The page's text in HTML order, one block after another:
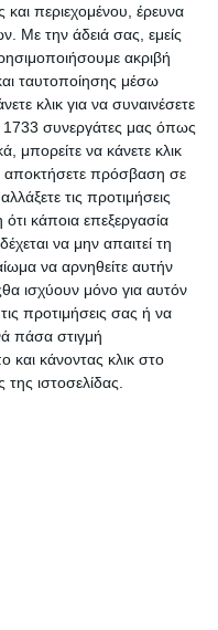
και περιεχομένου, έρευνα
Με την άδειά σας, εμείς
ακριβή
ταυτοποίησης μέσω
κλικ για να συναινέσετε
1733 συνεργάτες μας όπως
μπορείτε να κάνετε κλικ
αποκτήσετε πρόσβαση σε
τις προτιμήσεις
κάποια επεξεργασία
να μην απαιτεί τη
να αρνηθείτε αυτήν
ισχύουν μόνο για αυτόν
προτιμήσεις σας ή να
πάσα στιγμή
και κάνοντας κλικ στο
ιστοσελίδας.
Γλώσσα Β΄Δημοτικού
Διαθέσιμο
11,70€